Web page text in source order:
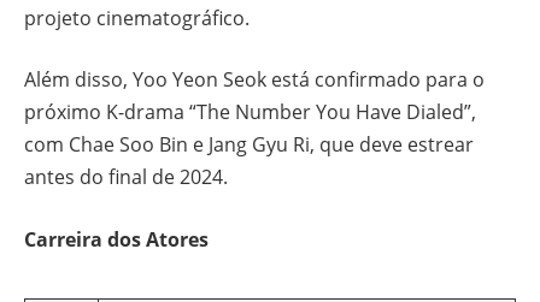
projeto cinematográfico.
Além disso, Yoo Yeon Seok está confirmado para o
próximo K-drama “The Number You Have Dialed”,
com Chae Soo Bin e Jang Gyu Ri, que deve estrear
antes do final de 2024.
Carreira dos Atores